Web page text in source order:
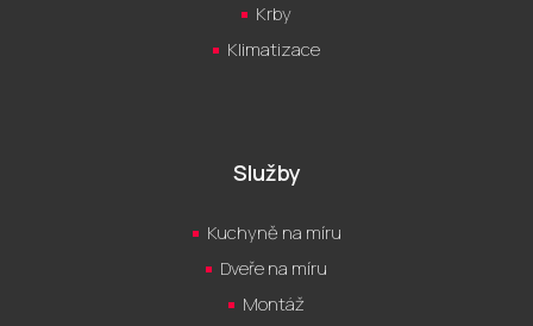
Krby
Klimatizace
Služby
Kuchyně na míru
Dveře na míru
Montáž